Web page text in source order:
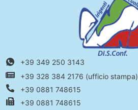
+39 349 250 3143
+39 328 384 2176 (ufficio stampa)
+39 0881 748615
+39 0881 748615